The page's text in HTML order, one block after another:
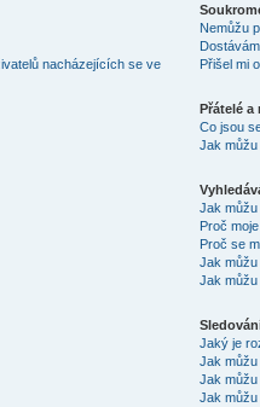
nacházejících se ve
Nemůžu
Přišel mi
Přátelé a
Co jsou
Jak můžu
Jak můžu
Proč
Proč se
Jak můžu
Jak
Jaký je
Jak můžu
Jak
Jak můžu